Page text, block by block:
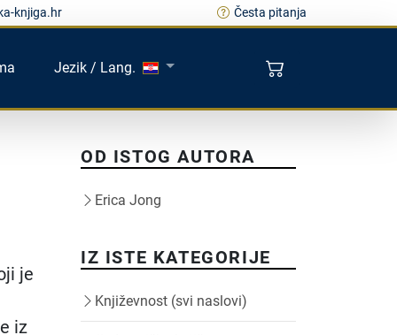
knjiga.hr Česta pitanja
Jezik / Lang.
je
iz
OD ISTOG AUTORA
Erica Jong
IZ ISTE KATEGORIJE
Književnost (svi naslovi)